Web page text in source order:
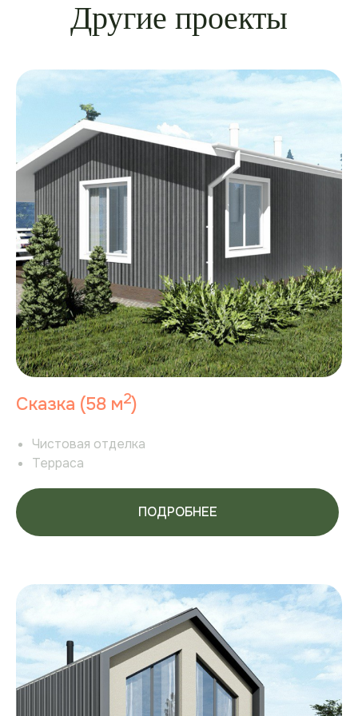
Другие проекты
Сказка (58 м2)
Чистовая отделка
Терраса
ПОДРОБНЕЕ